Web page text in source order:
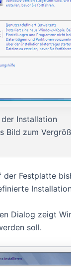
der Installation
Bild zum
der Festplatte
Dialog zeigt
soll.